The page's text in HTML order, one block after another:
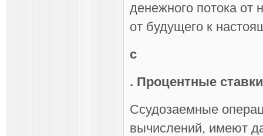
денежного потока от
от будущего к
c
. Процентные
Ссудозаемные
вычислений, имеют